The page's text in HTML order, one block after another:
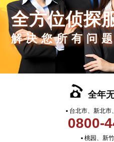
全方位侦探
解决您所有问题
全年
▪ 台北市、新北市
0800-
▪ 桃园、新